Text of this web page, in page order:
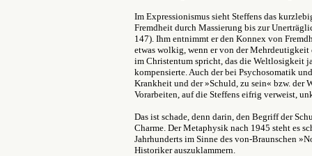
Im Expressionismus sieht Steffens das
Fremdheit durch Massierung bis zur
147). Ihm entnimmt er den Konnex von
etwas wolkig, wenn er von der Mehrdeutigkeit
im Christentum spricht, das die Weltlosigkeit
kompensierte. Auch der bei Psychosomatik
Krankheit und der »Schuld, zu sein« bzw. der
Vorarbeiten, auf die Steffens eifrig verweist,
Das ist schade, denn darin, den Begriff der
Charme. Der Metaphysik nach 1945 steht es
Jahrhunderts im Sinne des von-Braunschen
Historiker auszuklammern.